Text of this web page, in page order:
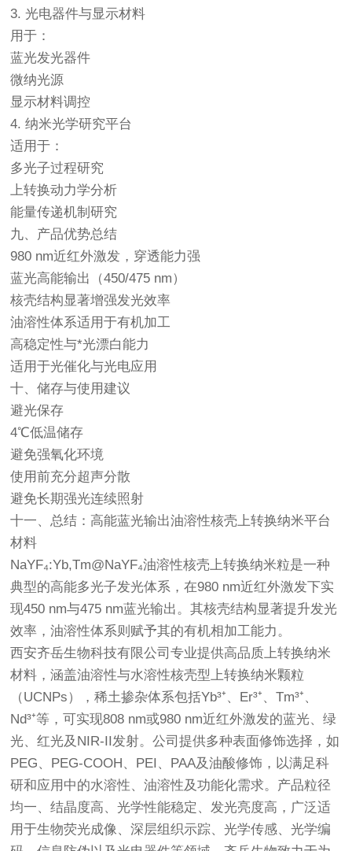
3. 光电器件与显示材料
用于：
蓝光发光器件
微纳光源
显示材料调控
4. 纳米光学研究平台
适用于：
多光子过程研究
上转换动力学分析
能量传递机制研究
九、产品优势总结
980 nm近红外激发，穿透能力强
蓝光高能输出（450/475 nm）
核壳结构显著增强发光效率
油溶性体系适用于有机加工
高稳定性与*光漂白能力
适用于光催化与光电应用
十、储存与使用建议
避光保存
4℃低温储存
避免强氧化环境
使用前充分超声分散
避免长期强光连续照射
十一、总结：高能蓝光输出油溶性核壳上转换纳米平台
材料
NaYF₄:Yb,Tm@NaYF₄油溶性核壳上转换纳米粒是一种
典型的高能多光子发光体系，在980 nm近红外激发下实
现450 nm与475 nm蓝光输出。其核壳结构显著提升发光
效率，油溶性体系则赋予其的有机相加工能力。
西安齐岳生物科技有限公司专业提供高品质上转换纳米
材料，涵盖油溶性与水溶性核壳型上转换纳米颗粒
（UCNPs），稀土掺杂体系包括Yb³⁺、Er³⁺、Tm³⁺、
Nd³⁺等，可实现808 nm或980 nm近红外激发的蓝光、绿
光、红光及NIR-II发射。公司提供多种表面修饰选择，如
PEG、PEG-COOH、PEI、PAA及油酸修饰，以满足科
研和应用中的水溶性、油溶性及功能化需求。产品粒径
均一、结晶度高、光学性能稳定、发光亮度高，广泛适
用于生物荧光成像、深层组织示踪、光学传感、光学编